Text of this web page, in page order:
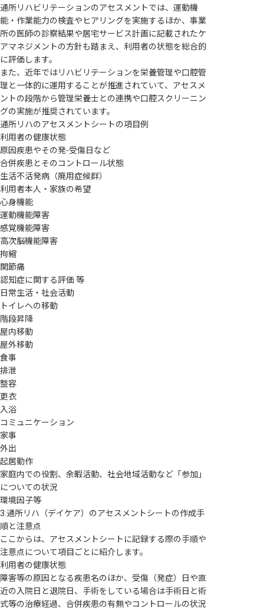
通所リハビリテーションのアセスメントでは、運動機
能・作業能力の検査やヒアリングを実施するほか、事業
所の医師の診察結果や居宅サービス計画に記載されたケ
アマネジメントの方針も踏まえ、利用者の状態を総合的
に評価します。
また、近年ではリハビリテーションを栄養管理や口腔管
理と一体的に運用することが推進されていて、アセスメ
ントの段階から管理栄養士との連携や口腔スクリーニン
グの実施が推奨されています。
通所リハのアセスメントシートの項目例
利用者の健康状態
原因疾患やその発-受傷日など
合併疾患とそのコントロール状態
生活不活発病（廃用症候群）
利用者本人・家族の希望
心身機能
運動機能障害
感覚機能障害
高次脳機能障害
拘縮
関節痛
認知症に関する評価 等
日常生活・社会活動
トイレへの移動
階段昇降
屋内移動
屋外移動
食事
排泄
整容
更衣
入浴
コミュニケーション
家事
外出
起居動作
家庭内での役割、余暇活動、社会地域活動など「参加」
についての状況
環境因子等
3.通所リハ（デイケア）のアセスメントシートの作成手
順と注意点
ここからは、アセスメントシートに記録する際の手順や
注意点について項目ごとに紹介します。
利用者の健康状態
障害等の原因となる疾患名のほか、受傷（発症）日や直
近の入院日と退院日、手術をしている場合は手術日と術
式等の治療経過、合併疾患の有無やコントロールの状況